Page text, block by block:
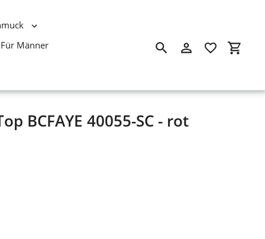
Für Männer
SuchenEinloggen
BCFAYE 40055-SC - rot